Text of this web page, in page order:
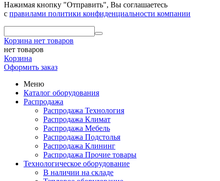
Нажимая кнопку "Отправить", Вы соглашаетесь
с правилами политики конфиденциальности компании
Корзина нет товаров
нет товаров
Корзина
Оформить заказ
Меню
Каталог оборудования
Распродажа
Распродажа Технология
Распродажа Климат
Распродажа Мебель
Распродажа Подстолья
Распродажа Клининг
Распродажа Прочие товары
Технологическое оборудование
В наличии на складе